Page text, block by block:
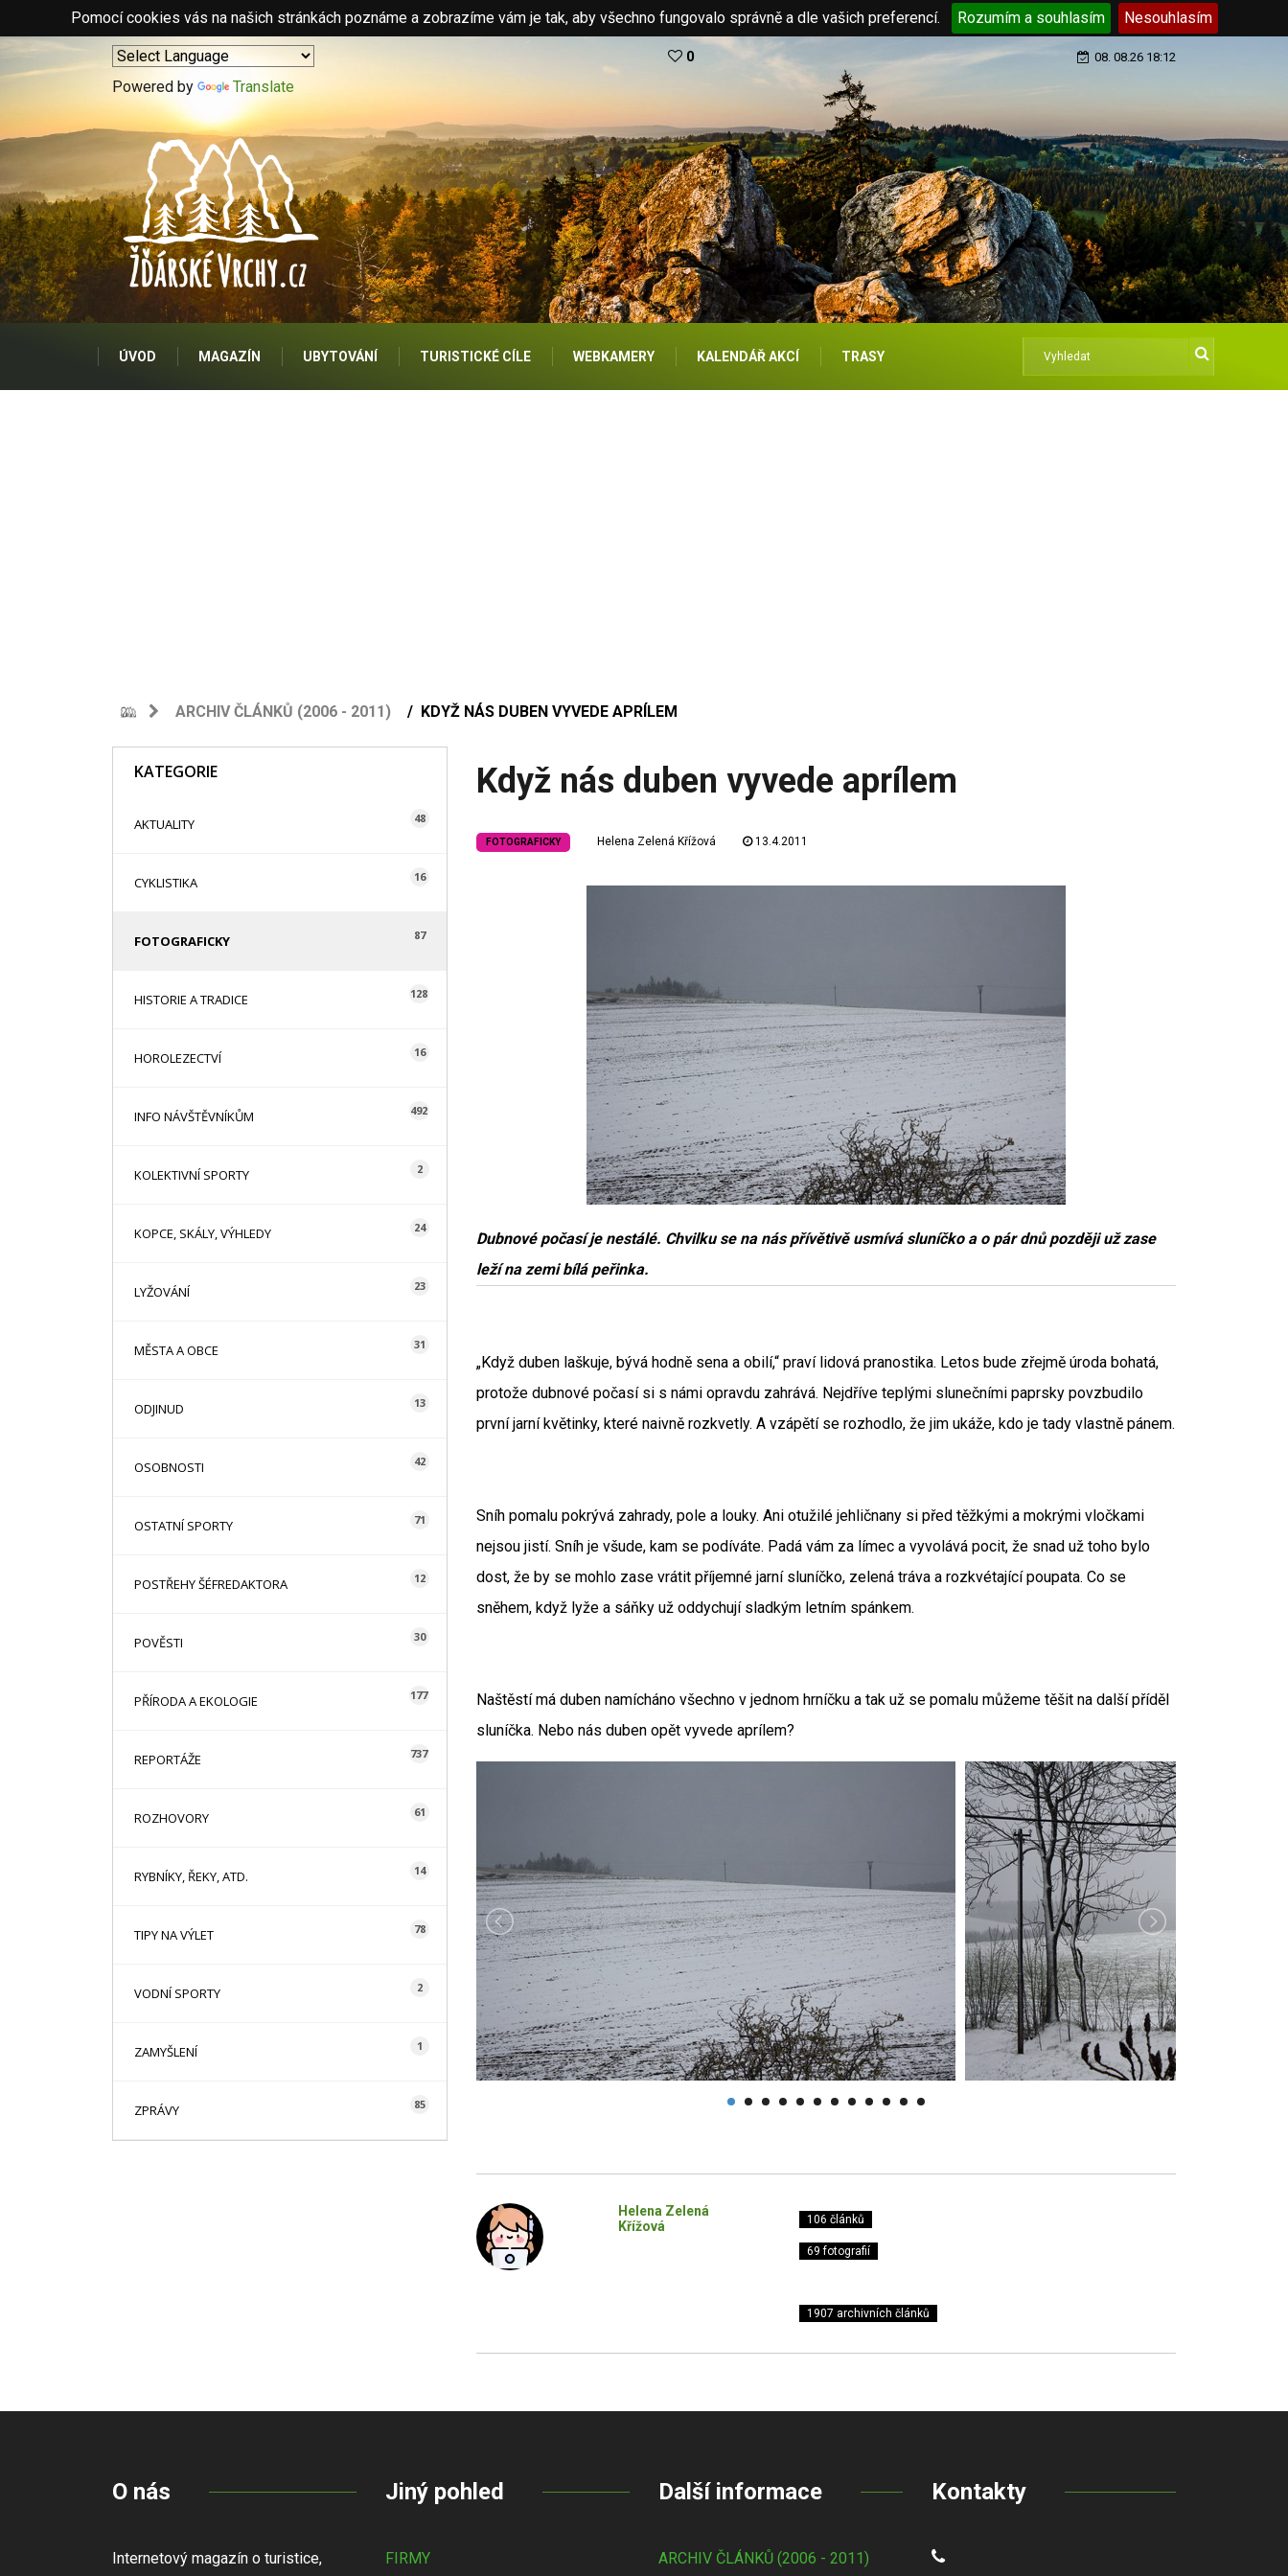
Pomocí cookies vás na našich stránkách poznáme a zobrazíme vám je tak, aby všechno fungovalo správně a dle vašich preferencí. Rozumím a souhlasím Nesouhlasím
Powered by Translate
0 08. 08.26 18:12
ÚVOD MAGAZÍN UBYTOVÁNÍ TURISTICKÉ CÍLE WEBKAMERY KALENDÁŘ AKCÍ TRASY
ARCHIV ČLÁNKŮ (2006 - 2011) KDYŽ NÁS DUBEN VYVEDE APRÍLEM
KATEGORIE
AKTUALITY 48
CYKLISTIKA 16
FOTOGRAFICKY 87
HISTORIE A TRADICE 128
HOROLEZECTVÍ 16
INFO NÁVŠTĚVNÍKŮM 492
KOLEKTIVNÍ SPORTY 2
KOPCE, SKÁLY, VÝHLEDY 24
LYŽOVÁNÍ 23
MĚSTA A OBCE 31
ODJINUD 13
OSOBNOSTI 42
OSTATNÍ SPORTY 71
POSTŘEHY ŠÉFREDAKTORA 12
POVĚSTI 30
PŘÍRODA A EKOLOGIE 177
REPORTÁŽE 737
ROZHOVORY 61
RYBNÍKY, ŘEKY, ATD. 14
TIPY NA VÝLET 78
VODNÍ SPORTY 2
ZAMYŠLENÍ 1
ZPRÁVY 85
Když nás duben vyvede aprílem
FOTOGRAFICKY Helena Zelená Křížová 13.4.2011
Dubnové počasí je nestálé. Chvilku se na nás přívětivě usmívá sluníčko a o pár dnů později už zase
leží na zemi bílá peřinka.
„Když duben laškuje, bývá hodně sena a obilí,“ praví lidová pranostika. Letos bude zřejmě úroda bohatá,
protože dubnové počasí si s námi opravdu zahrává. Nejdříve teplými slunečními paprsky povzbudilo
první jarní květinky, které naivně rozkvetly. A vzápětí se rozhodlo, že jim ukáže, kdo je tady vlastně pánem.
Sníh pomalu pokrývá zahrady, pole a louky. Ani otužilé jehličnany si před těžkými a mokrými vločkami
nejsou jistí. Sníh je všude, kam se podíváte. Padá vám za límec a vyvolává pocit, že snad už toho bylo
dost, že by se mohlo zase vrátit příjemné jarní sluníčko, zelená tráva a rozkvétající poupata. Co se
sněhem, když lyže a sáňky už oddychují sladkým letním spánkem.
Naštěstí má duben namícháno všechno v jednom hrníčku a tak už se pomalu můžeme těšit na další příděl
sluníčka. Nebo nás duben opět vyvede aprílem?
Helena Zelená
Křížová
106 článků
69 fotografií
1907 archivních článků
O nás
Internetový magazín o turistice,
Jiný pohled
FIRMY
Další informace
ARCHIV ČLÁNKŮ (2006 - 2011)
Kontakty